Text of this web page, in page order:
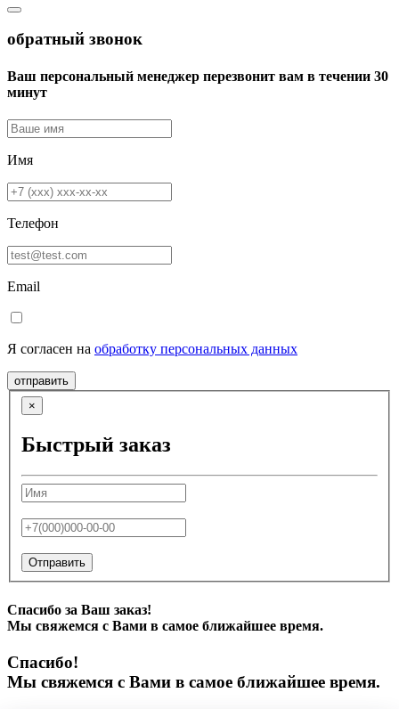
обратный звонок
Ваш персональный менеджер перезвонит вам в течении 30
минут
Имя
Телефон
Email
Я согласен на обработку персональных данных
отправить
×
Быстрый заказ
Отправить
Спасибо за Ваш заказ!
Мы свяжемся с Вами в самое ближайшее время.
Спасибо!
Мы свяжемся с Вами в самое ближайшее время.